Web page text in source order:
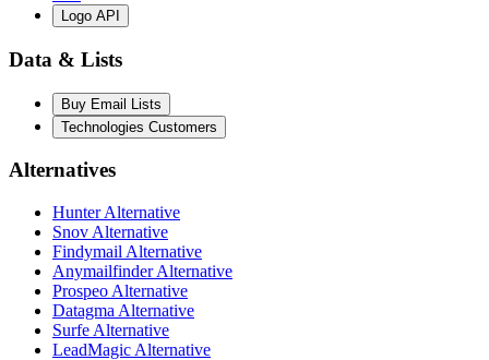
Logo API
Data & Lists
Buy Email Lists
Technologies Customers
Alternatives
Hunter Alternative
Snov Alternative
Findymail Alternative
Anymailfinder Alternative
Prospeo Alternative
Datagma Alternative
Surfe Alternative
LeadMagic Alternative